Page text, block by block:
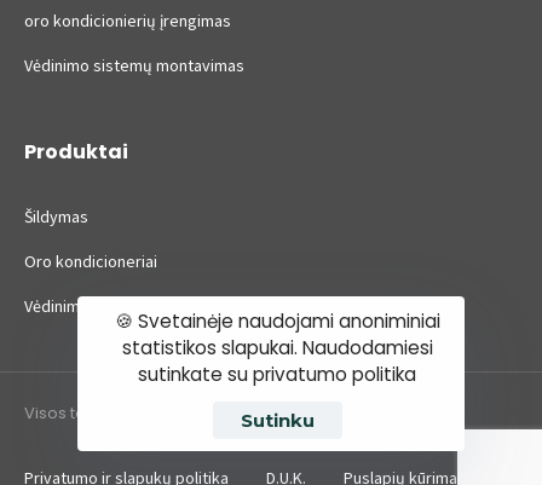
oro kondicionierių įrengimas
Vėdinimo sistemų montavimas
Produktai
Šildymas
Oro kondicioneriai
Vėdinimas
Visos teisės saugomos ©2022 BūstoIN.
Privatumo ir slapukų politika D.U.K. Puslapių kūrimas
🍪 Svetainėje naudojami anoniminiai
statistikos slapukai. Naudodamiesi
sutinkate su privatumo politika
Sutinku